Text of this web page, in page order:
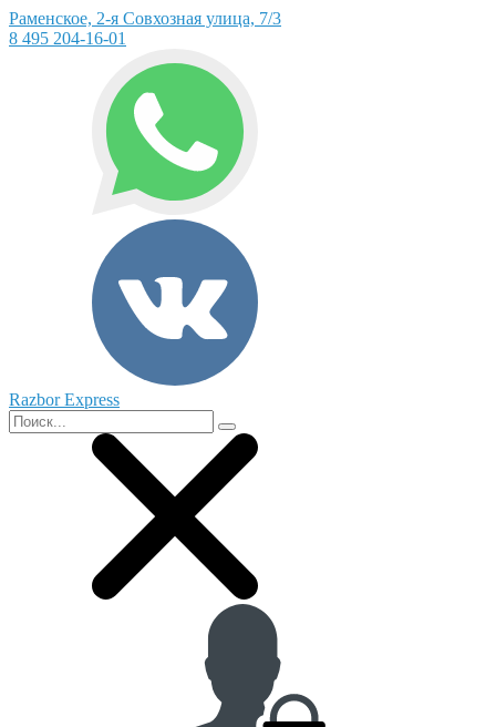
Раменское, 2-я Совхозная улица, 7/3
8 495 204-16-01
Razbor Express